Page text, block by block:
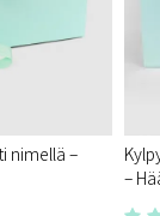
nimellä –
–